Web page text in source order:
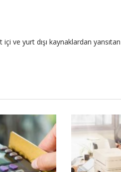
ve yurt dışı kaynaklardan